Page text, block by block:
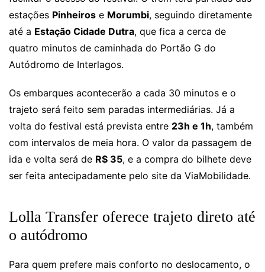
estações Pinheiros e Morumbi, seguindo diretamente
até a Estação Cidade Dutra, que fica a cerca de
quatro minutos de caminhada do Portão G do
Autódromo de Interlagos.
Os embarques acontecerão a cada 30 minutos e o
trajeto será feito sem paradas intermediárias. Já a
volta do festival está prevista entre 23h e 1h, também
com intervalos de meia hora. O valor da passagem de
ida e volta será de R$ 35, e a compra do bilhete deve
ser feita antecipadamente pelo site da ViaMobilidade.
Lolla Transfer oferece trajeto direto até
o autódromo
Para quem prefere mais conforto no deslocamento, o